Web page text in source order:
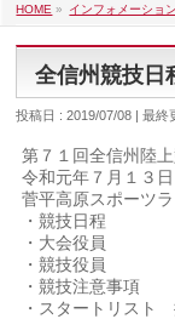
HOME » インフォメーション
全信州競技日
投稿日 : 2019/07/08 最終
第７１回全信州陸
令和元年７月１３日
菅平高原スポーツ
・競技日程
・大会役員
・競技役員
・競技注意事項
・スタートリスト